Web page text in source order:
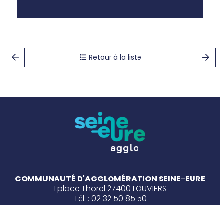
Retour à la liste
COMMUNAUTÉ D'AGGLOMÉRATION SEINE-EURE
1 place Thorel 27400 LOUVIERS
Tél. : 02 32 50 85 50